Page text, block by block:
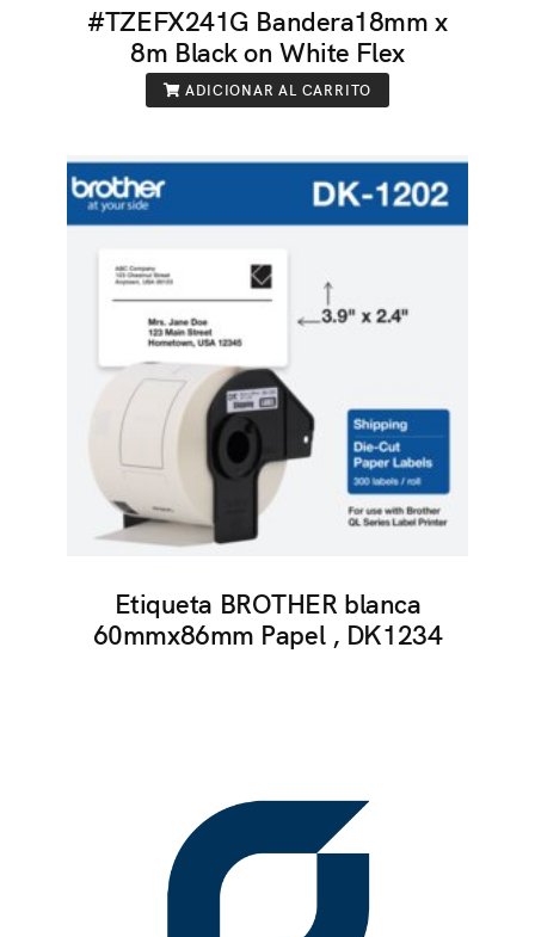
#TZEFX241G Bandera18mm x
8m Black on White Flex
ADICIONAR AL CARRITO
Etiqueta BROTHER blanca
60mmx86mm Papel , DK1234